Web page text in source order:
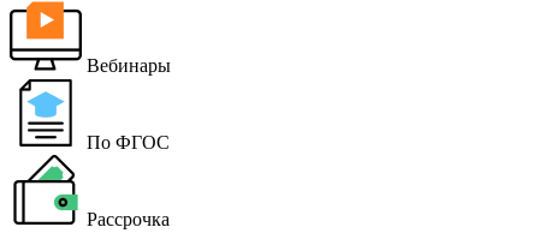
Вебинары
По ФГОС
Рассрочка